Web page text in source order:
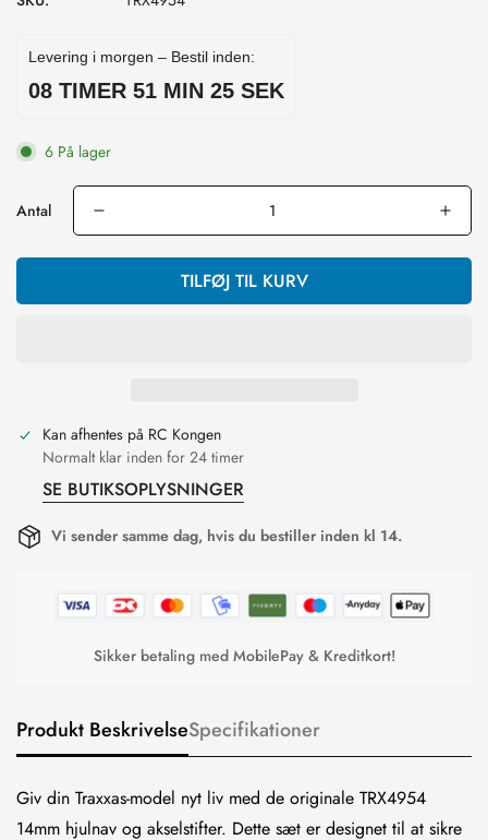
Levering i morgen – Bestil inden:
08 TIMER 51 MIN 24 SEK
6 På lager
Antal
TILFØJ TIL KURV
Kan afhentes på RC Kongen
Normalt klar inden for 24 timer
SE BUTIKSOPLYSNINGER
Vi sender samme dag, hvis du bestiller inden kl 14.
Sikker betaling med MobilePay & Kreditkort!
Produkt BeskrivelseSpecifikationer
Giv din Traxxas-model nyt liv med de originale TRX4954
14mm hjulnav og akselstifter. Dette sæt er designet til at sikre